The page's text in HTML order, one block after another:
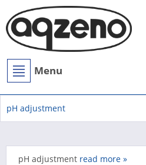
Menu
pH adjustment
pH adjustment read more »